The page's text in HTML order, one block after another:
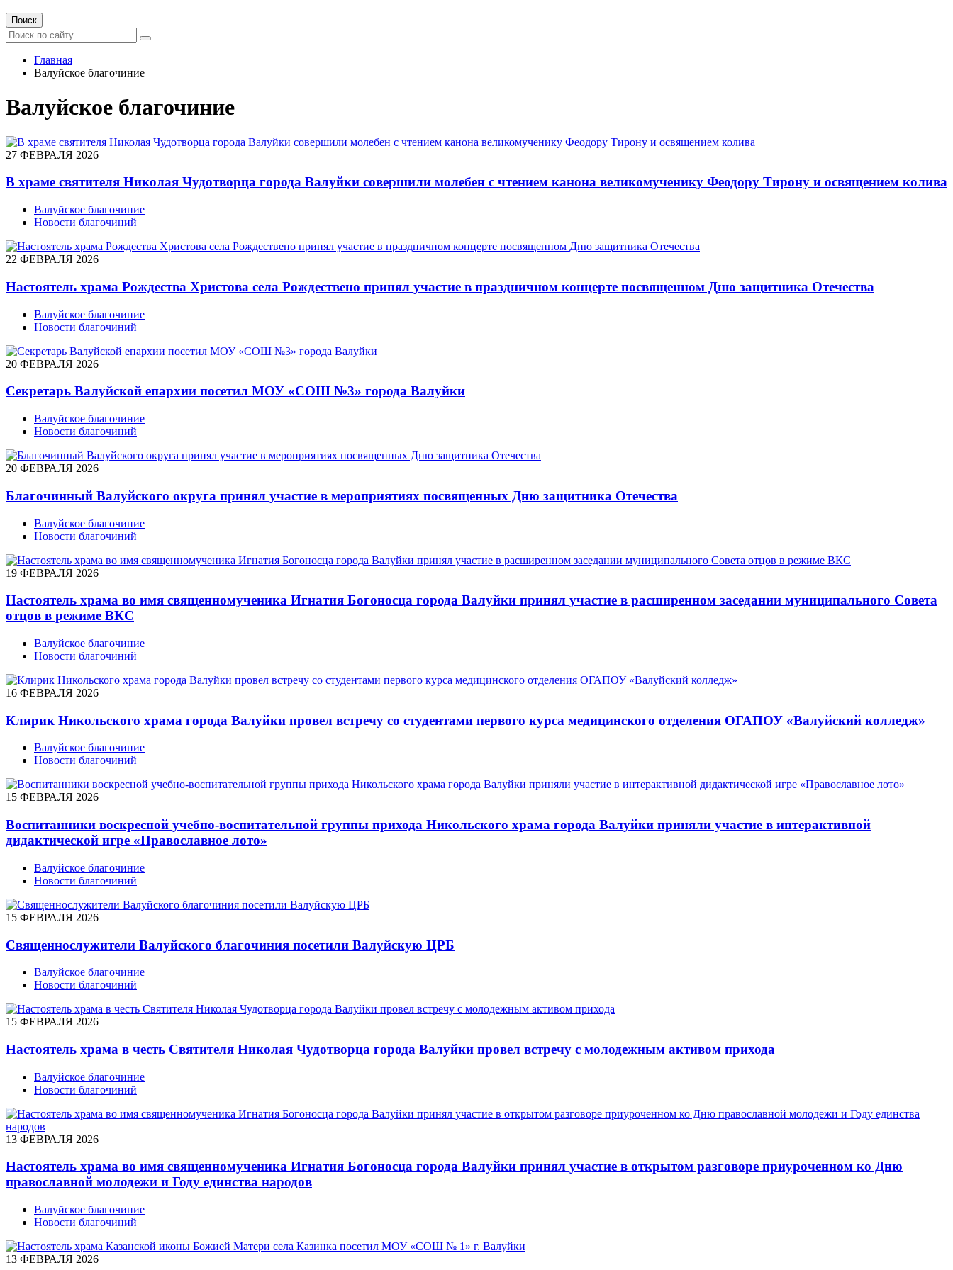
Поиск
Главная
Валуйское благочиние
Валуйское благочиние
27 ФЕВРАЛЯ 2026
В храме святителя Николая Чудотворца города Валуйки совершили молебен с чтением канона великомученику Феодору Тирону и освящением колива
Валуйское благочиние
Новости благочиний
22 ФЕВРАЛЯ 2026
Настоятель храма Рождества Христова села Рождествено принял участие в праздничном концерте посвященном Дню защитника Отечества
Валуйское благочиние
Новости благочиний
20 ФЕВРАЛЯ 2026
Секретарь Валуйской епархии посетил МОУ «СОШ №3» города Валуйки
Валуйское благочиние
Новости благочиний
20 ФЕВРАЛЯ 2026
Благочинный Валуйского округа принял участие в мероприятиях посвященных Дню защитника Отечества
Валуйское благочиние
Новости благочиний
19 ФЕВРАЛЯ 2026
Настоятель храма во имя священномученика Игнатия Богоносца города Валуйки принял участие в расширенном заседании муниципального Совета
отцов в режиме ВКС
Валуйское благочиние
Новости благочиний
16 ФЕВРАЛЯ 2026
Клирик Никольского храма города Валуйки провел встречу со студентами первого курса медицинского отделения ОГАПОУ «Валуйский колледж»
Валуйское благочиние
Новости благочиний
15 ФЕВРАЛЯ 2026
Воспитанники воскресной учебно-воспитательной группы прихода Никольского храма города Валуйки приняли участие в интерактивной
дидактической игре «Православное лото»
Валуйское благочиние
Новости благочиний
15 ФЕВРАЛЯ 2026
Священнослужители Валуйского благочиния посетили Валуйскую ЦРБ
Валуйское благочиние
Новости благочиний
15 ФЕВРАЛЯ 2026
Настоятель храма в честь Святителя Николая Чудотворца города Валуйки провел встречу с молодежным активом прихода
Валуйское благочиние
Новости благочиний
13 ФЕВРАЛЯ 2026
Настоятель храма во имя священномученика Игнатия Богоносца города Валуйки принял участие в открытом разговоре приуроченном ко Дню
православной молодежи и Году единства народов
Валуйское благочиние
Новости благочиний
13 ФЕВРАЛЯ 2026